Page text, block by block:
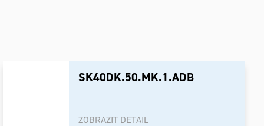
SK40DK.50.MK.1.ADB
ZOBRAZIT DETAIL